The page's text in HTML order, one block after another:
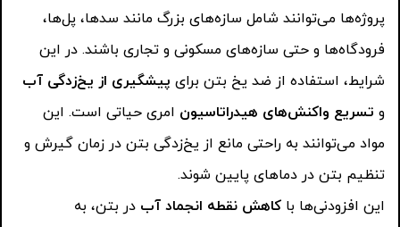
پروژه‌ها می‌توانند شامل سازه‌های بزرگ مانند سدها، پل‌ها،
فرودگاه‌ها و حتی سازه‌های مسکونی و تجاری باشند. در این
شرایط، استفاده از ضد یخ بتن برای پیشگیری از یخ‌زدگی آب
و تسریع واکنش‌های هیدراتاسیون امری حیاتی است. این
مواد می‌توانند به راحتی مانع از یخ‌زدگی بتن در زمان گیرش و
تنظیم بتن در دماهای پایین شوند.
این افزودنی‌ها با کاهش نقطه انجماد آب در بتن، به